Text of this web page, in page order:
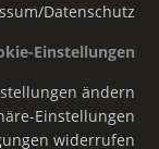
Datenschutz
Einstellungen
ändern
Einstellungen
widerrufen